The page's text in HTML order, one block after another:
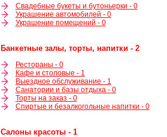
Свадебные букеты и бутоньерки - 0
Украшение автомобилей - 0
Украшение помещений - 0
Банкетные залы, торты, напитки - 2
Рестораны - 0
Кафе и столовые - 1
Выездное обслуживание - 1
Санатории и базы отдыха - 0
Торты на заказ - 0
Спиртые и безалкогольные напитки - 0
Салоны красоты - 1